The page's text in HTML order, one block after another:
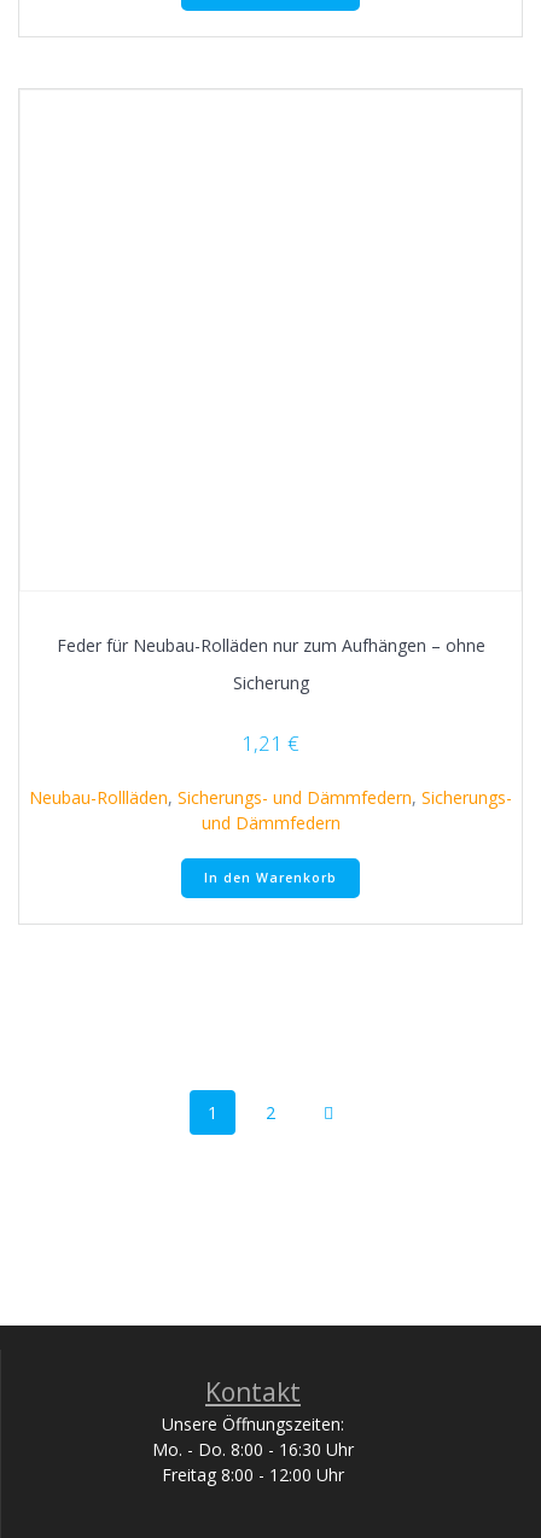
Feder für Neubau-Rolläden nur zum Aufhängen – ohne
Sicherung
1,21 €
Neubau-Rollläden, Sicherungs- und Dämmfedern, Sicherungs-
und Dämmfedern
In den Warenkorb
Beitragsnavigation
Seite
1 Seite
2
Kontakt
Unsere Öffnungszeiten:
Mo. - Do. 8:00 - 16:30 Uhr
Freitag 8:00 - 12:00 Uhr